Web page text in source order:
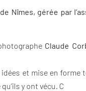
Nîmes, gérée par
Claude
et mise en forme
y ont vécu. C